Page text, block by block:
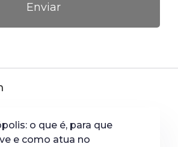
o que é, para que
e como atua no